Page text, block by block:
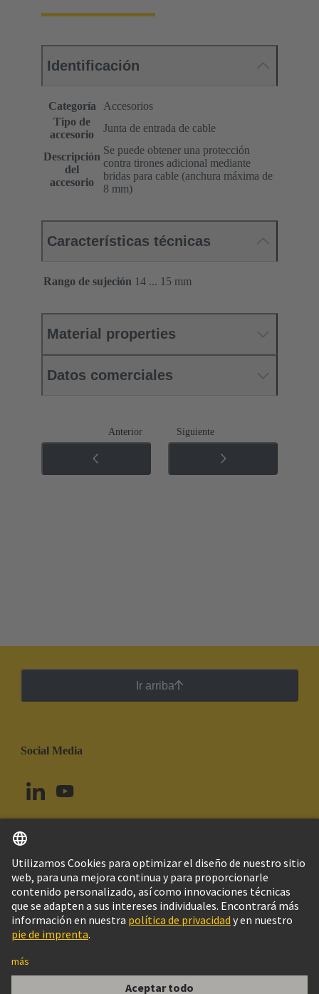
Identificación
Categoría
Accesorios
Tipo de
accesorio
Junta de entrada de cable
Descripción
del
accesorio
Se puede obtener una protección
contra tirones adicional mediante
bridas para cable (anchura máxima de
8 mm)
Características técnicas
Rango de sujeción 14 ... 15 mm
Material properties
Datos comerciales
Anterior Siguiente
Ir arriba
Social Media
Uruguay Español
© Grupo Tecnológico HARTING
Configuración de cookies